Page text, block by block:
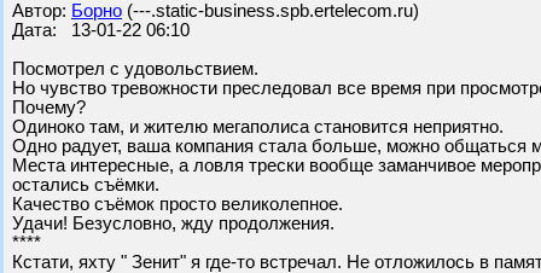
Автор: Борно (---.static-business.spb.ertelecom.ru)
Дата: 13-01-22 06:10
Посмотрел с удовольствием.
Но чувство тревожности преследовал все время при
Почему?
Одиноко там, и жителю мегаполиса становится неприятно.
Одно радует, ваша компания стала больше, можно общаться
Места интересные, а ловля трески вообще заманчивое
остались съёмки.
Качество съёмок просто великолепное.
Удачи! Безусловно, жду продолжения.
****
Кстати, яхту " Зенит" я где-то встречал. Не отложилось в